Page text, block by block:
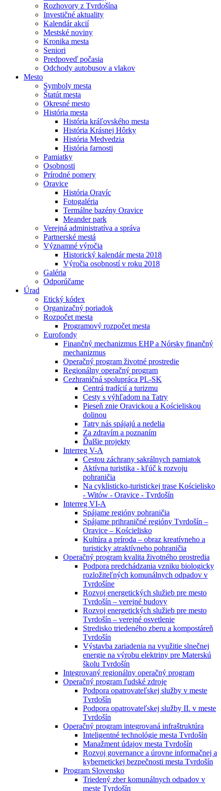
Rozhovory z Tvrdošína
Investičné aktuality
Kalendár akcií
Mestské noviny
Kronika mesta
Seniori
Predpoveď počasia
Odchody autobusov a vlakov
Mesto
Symboly mesta
Štatút mesta
Okresné mesto
História mesta
História kráľovského mesta
História Krásnej Hôrky
História Medvedzia
História farnosti
Pamiatky
Osobnosti
Prírodné pomery
Oravice
História Oravíc
Fotogaléria
Termálne bazény Oravice
Meander park
Verejná administratíva a správa
Partnerské mestá
Významné výročia
Historický kalendár mesta 2018
Výročia osobností v roku 2018
Galéria
Odporúčame
Úrad
Etický kódex
Organizačný poriadok
Rozpočet mesta
Programový rozpočet mesta
Eurofondy
Finančný mechanizmus EHP a Nórsky finančný
mechanizmus
Operačný program životné prostredie
Regionálny operačný program
Cezhraničná spolupráca PL-SK
Centrá tradícií a turizmu
Cesty s výhľadom na Tatry
Pieseň znie Oravickou a Kościeliskou
dolinou
Tatry nás spájajú a nedelia
Za zdravím a poznaním
Ďalšie projekty
Interreg V-A
Cestou záchrany sakrálnych pamiatok
Aktívna turistika - kľúč k rozvoju
pohraničia
Na cyklisticko-turistickej trase Kościelisko
- Witów - Oravice - Tvrdošín
Interreg VI-A
Spájame regióny pohraničia
Spájame prihraničné regióny Tvrdošín –
Oravice – Kościelisko
Kultúra a príroda – obraz kreatívneho a
turisticky atraktívneho pohraničia
Operačný program kvalita životného prostredia
Podpora predchádzania vzniku biologicky
rozložiteľných komunálnych odpadov v
Tvrdošíne
Rozvoj energetických služieb pre mesto
Tvrdošín – verejné budovy
Rozvoj energetických služieb pre mesto
Tvrdošín – verejné osvetlenie
Stredisko triedeného zberu a kompostáreň
Tvrdošín
Výstavba zariadenia na využitie slnečnej
energie na výrobu elektriny pre Materskú
školu Tvrdošín
Integrovaný regionálny operačný program
Operačný program ľudské zdroje
Podpora opatrovateľskej služby v meste
Tvrdošín
Podpora opatrovateľskej služby II. v meste
Tvrdošín
Operačný program integrovaná infraštruktúra
Inteligentné technológie mesta Tvrdošín
Manažment údajov mesta Tvrdošín
Rozvoj governance a úrovne informačnej a
kybernetickej bezpečnosti mesta Tvrdošín
Program Slovensko
Triedený zber komunálnych odpadov v
meste Tvrdošín